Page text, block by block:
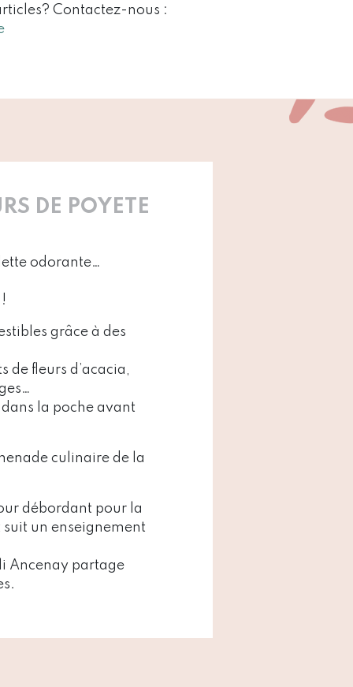
Contactez-nous :
DE POYETE
odorante…
grâce à des
de fleurs d’acacia,
la poche avant
culinaire de la
débordant pour la
un enseignement
Ancenay partage